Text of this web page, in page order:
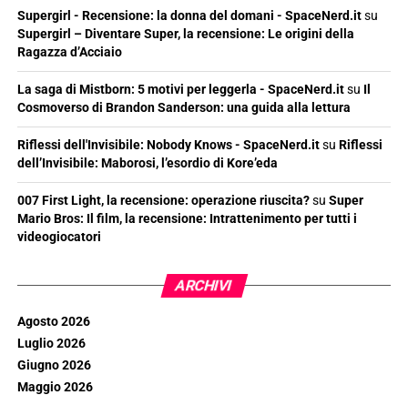
Supergirl - Recensione: la donna del domani - SpaceNerd.itsu
Supergirl – Diventare Super, la recensione: Le origini della
Ragazza d’Acciaio
La saga di Mistborn: 5 motivi per leggerla - SpaceNerd.itsu Il
Cosmoverso di Brandon Sanderson: una guida alla lettura
Riflessi dell'Invisibile: Nobody Knows - SpaceNerd.itsu Riflessi
dell’Invisibile: Maborosi, l’esordio di Kore’eda
007 First Light, la recensione: operazione riuscita?su Super
Mario Bros: Il film, la recensione: Intrattenimento per tutti i
videogiocatori
ARCHIVI
Agosto 2026
Luglio 2026
Giugno 2026
Maggio 2026